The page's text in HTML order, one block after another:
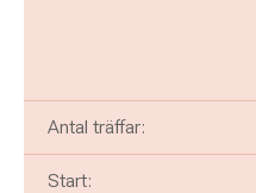
Antal träffar:
Start: